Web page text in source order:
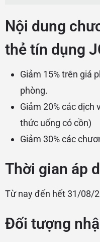
Nội dung
thẻ tín dụng
Giảm 15% trên giá
phòng.
Giảm 20% các dịch
thức uống có cồn)
Giảm 30% các
Thời gian áp
Từ nay đến hết 31/08/
Đối tượng